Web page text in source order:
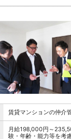
賃貸マンションの仲介
月給198,000円～
験・年齢・能力等を考